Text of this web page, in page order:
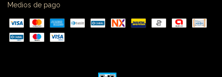
Medios de pago